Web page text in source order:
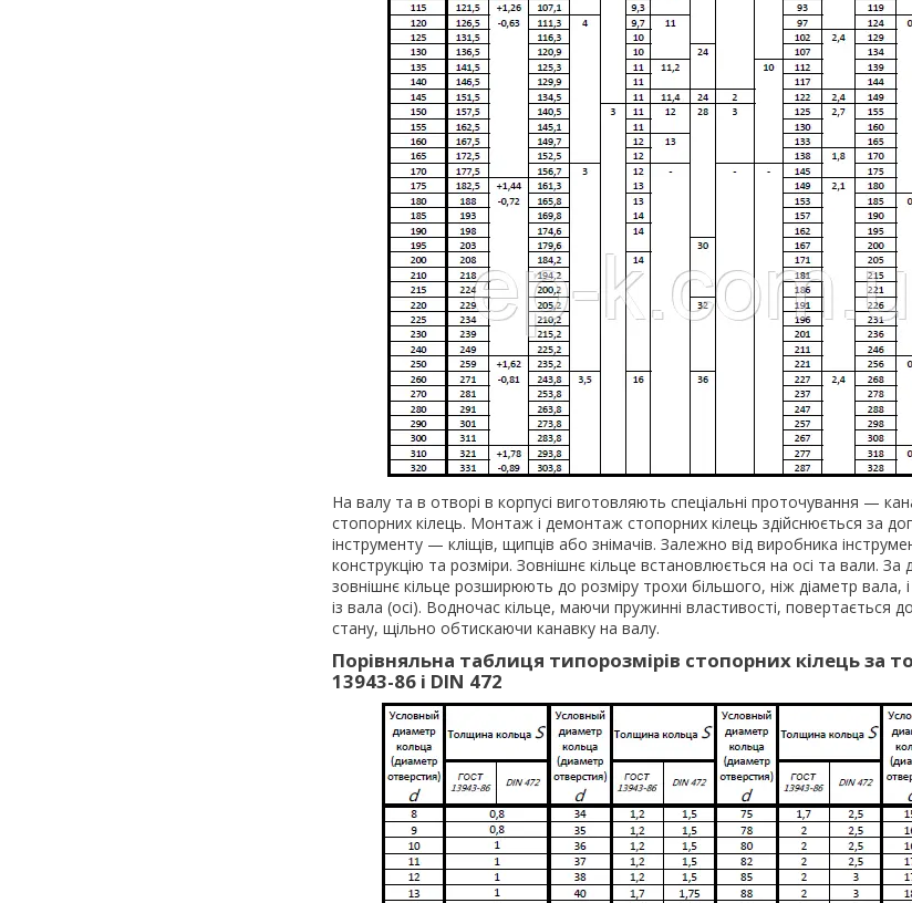
На валу та в отворі в корпусі виготовляють спеціальні проточування —
стопорних кілець. Монтаж і демонтаж стопорних кілець здійснюється за
інструменту — кліщів, щипців або знімачів. Залежно від виробника
конструкцію та розміри. Зовнішнє кільце встановлюється на осі та вали. За
зовнішнє кільце розширюють до розміру трохи більшого, ніж діаметр вала,
із вала (осі). Водночас кільце, маючи пружинні властивості, повертається
стану, щільно обтискаючи канавку на валу.
Порівняльна таблиця типорозмірів стопорних кілець за
13943-86 і DIN 472